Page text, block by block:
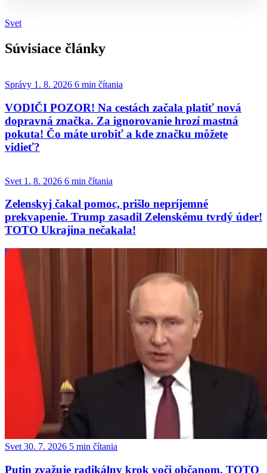
Otvorte pokračovanie článku
Svet
Súvisiace články
Správy 1. 8. 2026 6 min čítania
VODIČI POZOR! Na cestách začala platiť nová
dopravná značka. Za ignorovanie hrozí mastná
pokuta! Čo máte urobiť a kde značku môžete
vidieť?
Svet 1. 8. 2026 6 min čítania
Zelenskyj čakal pomoc, prišlo nepríjemné
prekvapenie. Trump zasadil Zelenskému tvrdý úder!
TOTO Ukrajina nečakala!
Svet 30. 7. 2026 5 min čítania
Putin zvažuje radikálny krok voči občanom. TOTO